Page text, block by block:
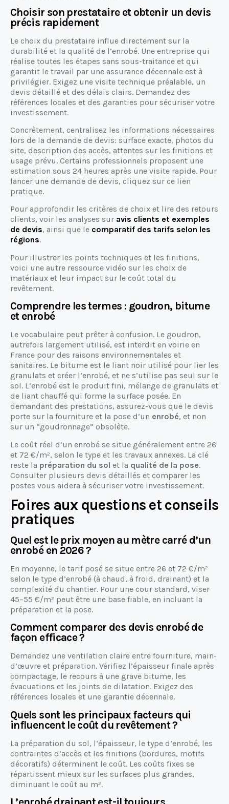
Choisir son prestataire et obtenir un devis
précis rapidement
Le choix du prestataire influe directement sur la
durabilité et la qualité de l’enrobé. Une entreprise qui
réalise toutes les étapes sans sous-traitance et qui
garantit le travail par une assurance décennale est à
privilégier. Exigez une visite technique préalable, un
devis détaillé et des délais clairs. Demandez des
références locales et des garanties pour sécuriser votre
investissement.
Concrètement, centralisez les informations nécessaires
lors de la demande de devis: surface exacte, photos du
site, description des accès, attentes sur les finitions et
usage prévu. Certains professionnels proposent une
estimation sous 24 heures après une visite rapide. Pour
lancer une demande de devis, cliquez sur ce lien
pratique.
Pour approfondir les critères de choix et lire des retours
clients, voir les analyses sur avis clients et exemples
de devis, ainsi que le comparatif des tarifs selon les
régions.
Pour illustrer les points techniques et les finitions,
voici une autre ressource vidéo sur les choix de
matériaux et leur impact sur le coût total du
revêtement.
Comprendre les termes : goudron, bitume
et enrobé
Le vocabulaire peut prêter à confusion. Le goudron,
autrefois largement utilisé, est interdit en voirie en
France pour des raisons environnementales et
sanitaires. Le bitume est le liant noir utilisé pour lier les
granulats et créer l’enrobé, et ne s’utilise pas seul sur le
sol. L’enrobé est le produit fini, mélange de granulats et
de liant chauffé qui forme la surface posée. En
demandant des prestations, assurez-vous que le devis
porte sur la fourniture et la pose d’un enrobé, et non
sur un “goudronnage” obsolète.
Le coût réel d’un enrobé se situe généralement entre 26
et 72 €/m², selon le type et les travaux annexes. La clé
reste la préparation du sol et la qualité de la pose.
Consulter plusieurs devis détaillés et comparer les
postes vous aidera à sécuriser votre investissement.
Foires aux questions et conseils
pratiques
Quel est le prix moyen au mètre carré d’un
enrobé en 2026 ?
En moyenne, le tarif posé se situe entre 26 et 72 €/m²
selon le type d’enrobé (à chaud, à froid, drainant) et la
complexité du chantier. Pour une cour standard, viser
45–55 €/m² peut être une base fiable, en incluant la
préparation et la pose.
Comment comparer des devis enrobé de
façon efficace ?
Demandez une ventilation claire entre fourniture, main-
d’œuvre et préparation. Vérifiez l’épaisseur finale après
compactage, le recours à une grave bitume, les
évacuations et les joints de dilatation. Exigez des
références locales et une garantie décennale.
Quels sont les principaux facteurs qui
influencent le coût du revêtement ?
La préparation du sol, l’épaisseur, le type d’enrobé, les
contraintes d’accès et les finitions (bordures, motifs
décoratifs) déterminent le coût. Les coûts fixes se
répartissent mieux sur les surfaces plus grandes,
diminuant le coût au m².